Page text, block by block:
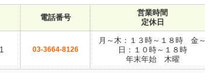
電話番号
営業時間
定休日
03-3664-8126
月～木：１３時～１８時 金～
日：１０時～１８時
年末年始 木曜